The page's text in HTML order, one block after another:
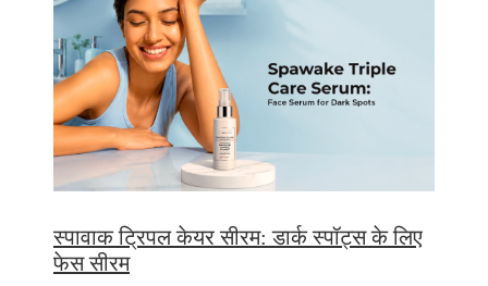
स्पावाक ट्रिपल केयर सीरम: डार्क स्पॉट्स के लिए
फेस सीरम